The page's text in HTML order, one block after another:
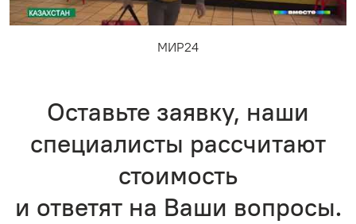
МИР24
Оставьте заявку, наши
специалисты рассчитают
стоимость
и ответят на Ваши вопросы.